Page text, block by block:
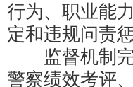
行为、职业能
定和违规问责
监督机制完
警察绩效考评